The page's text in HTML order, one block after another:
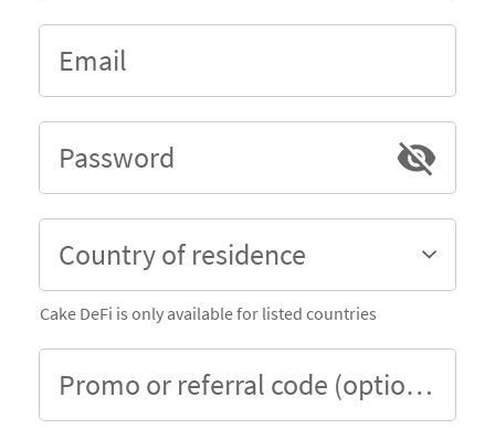
Email
Password
Country of residence
Cake DeFi is only available for listed countries
Promo or referral code (optional)